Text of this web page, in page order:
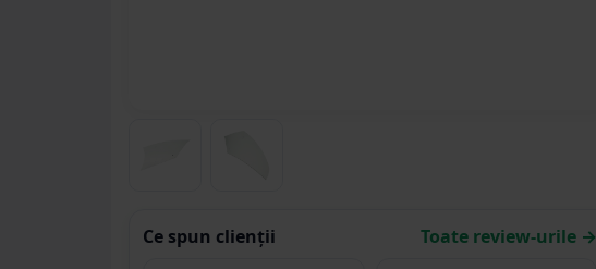
Ce spun clienții Toate review-urile →